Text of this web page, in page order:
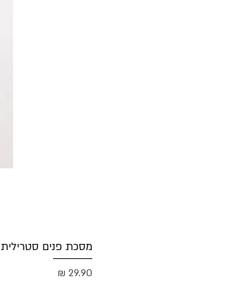
מסכת פנים סטרילית 50 יחידות
מחיר